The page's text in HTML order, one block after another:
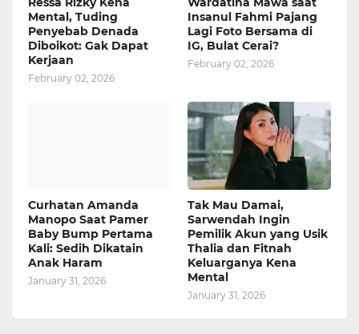
Mental, Tuding
Penyebab Denada
Diboikot: Gak Dapat
Kerjaan
February 02, 2026
Insanul Fahmi Pajang
Lagi Foto Bersama di
IG, Bulat Cerai?
February 02, 2026
Curhatan Amanda
Manopo Saat Pamer
Baby Bump Pertama
Kali: Sedih Dikatain
Anak Haram
January 31, 2026
Tak Mau Damai,
Sarwendah Ingin
Pemilik Akun yang Usik
Thalia dan Fitnah
Keluarganya Kena
Mental
January 31, 2026